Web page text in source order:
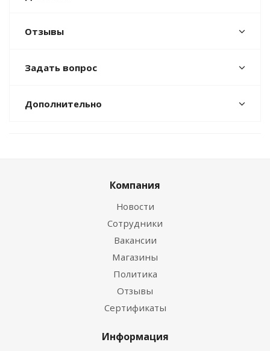
Отзывы
Задать вопрос
Дополнительно
Компания
Новости
Сотрудники
Вакансии
Магазины
Политика
Отзывы
Сертификаты
Информация